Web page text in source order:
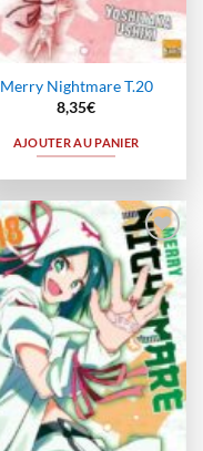
Merry Nightmare T.20
8,35€
AJOUTER AU PANIER
Ajouter
à la
wishlist